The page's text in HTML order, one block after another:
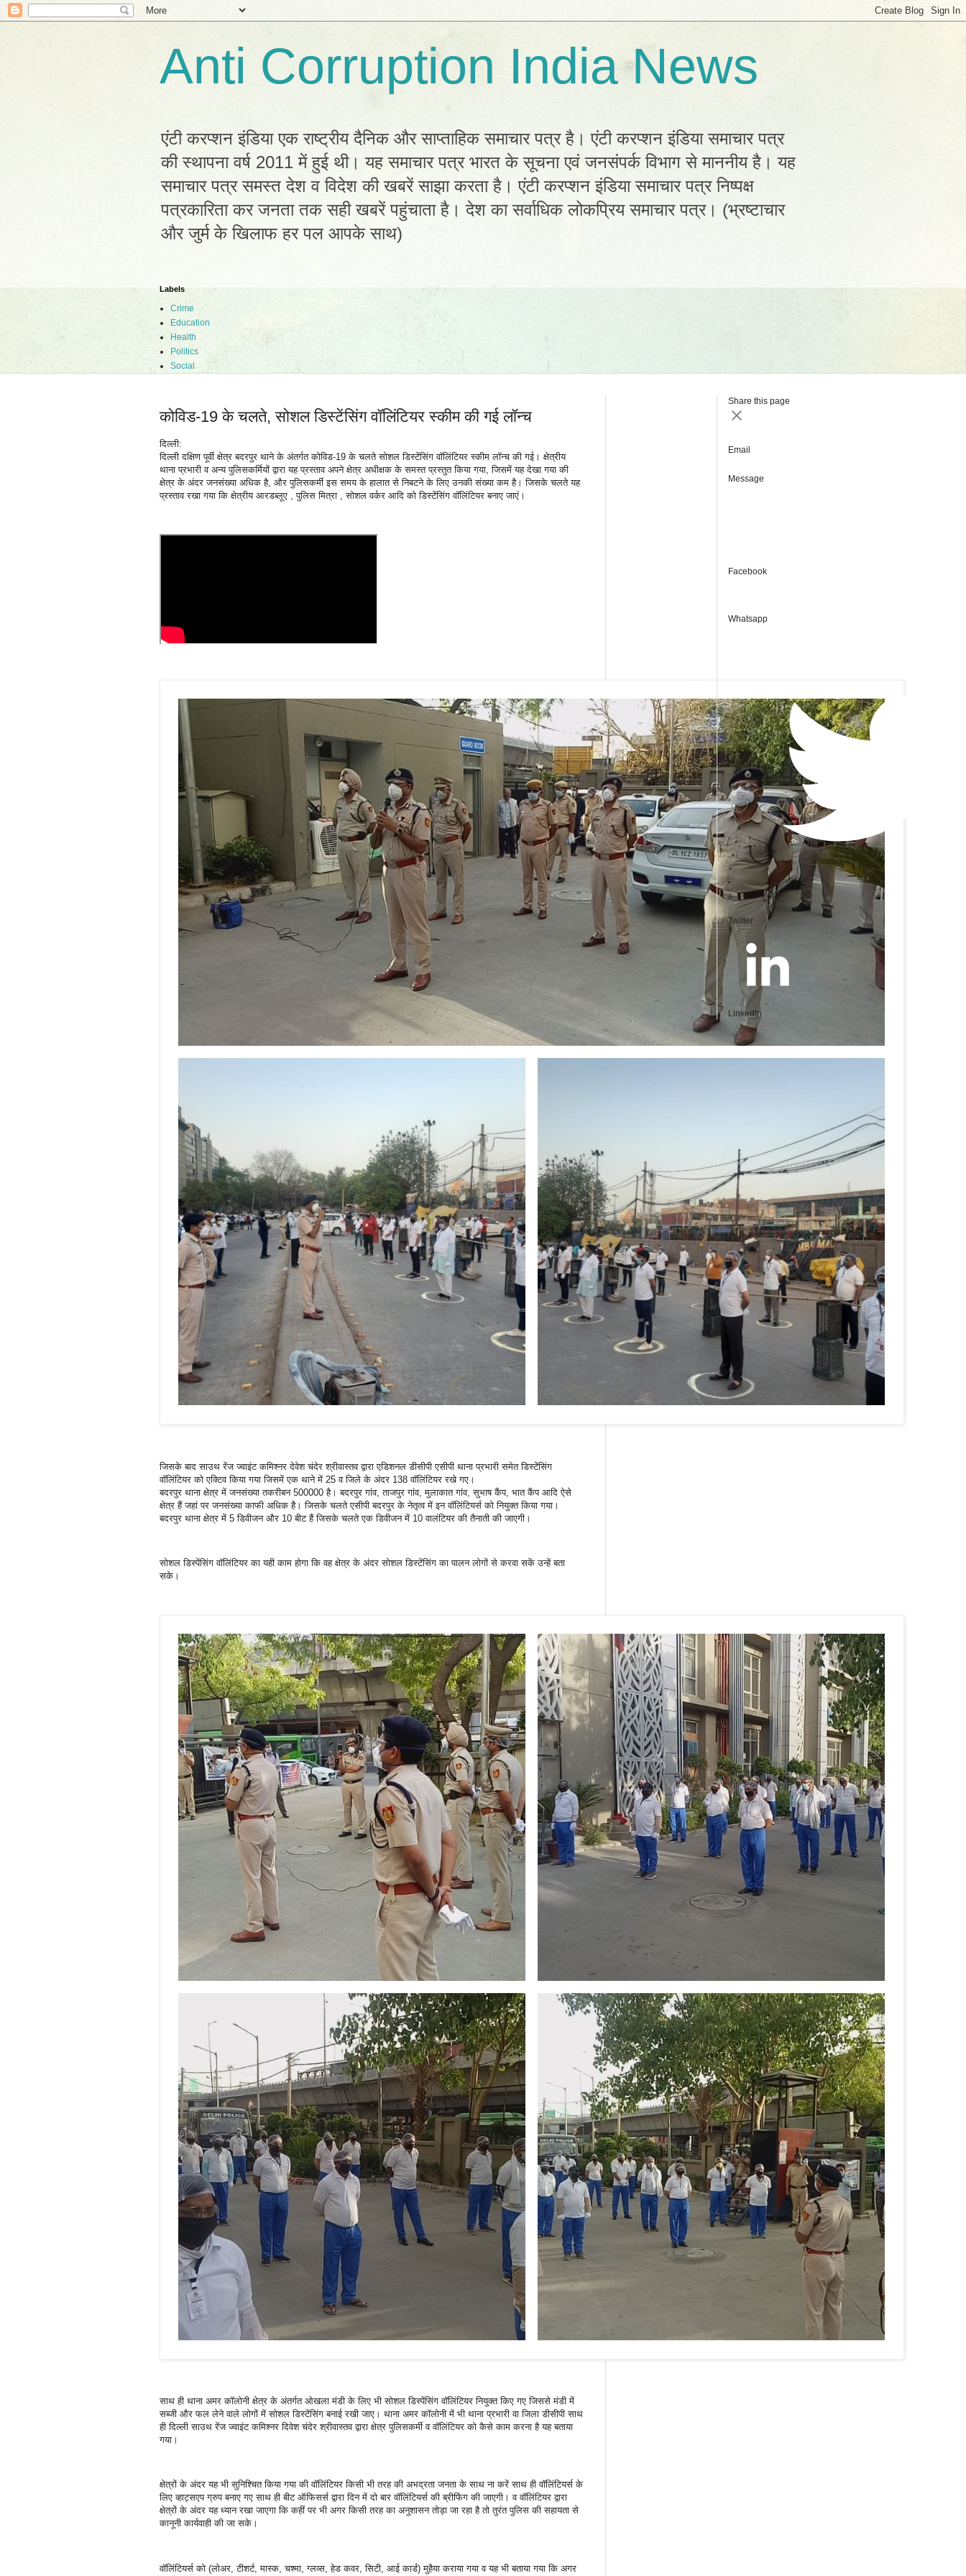
Anti Corruption India News
एंटी करप्शन इंडिया एक राष्ट्रीय दैनिक और साप्ताहिक समाचार पत्र है। एंटी करप्शन इंडिया समाचार पत्र
की स्थापना वर्ष 2011 में हुई थी। यह समाचार पत्र भारत के सूचना एवं जनसंपर्क विभाग से माननीय है। यह
समाचार पत्र समस्त देश व विदेश की खबरें साझा करता है। एंटी करप्शन इंडिया समाचार पत्र निष्पक्ष
पत्रकारिता कर जनता तक सही खबरें पहुंचाता है। देश का सर्वाधिक लोकप्रिय समाचार पत्र। (भ्रष्टाचार
और जुर्म के खिलाफ हर पल आपके साथ)
Labels
Crime
Education
Health
Politics
Social
कोविड-19 के चलते, सोशल डिस्टेंसिंग वॉलिंटियर स्कीम की गई लॉन्च
दिल्ली:
दिल्ली दक्षिण पूर्वी क्षेत्र बदरपुर थाने के अंतर्गत कोविड-19 के चलते सोशल डिस्टेंसिंग वॉलिंटियर स्कीम लॉन्च की गई। क्षेत्रीय
थाना प्रभारी व अन्य पुलिसकर्मियों द्वारा यह प्रस्ताव अपने क्षेत्र अधीक्षक के समस्त प्रस्तुत किया गया, जिसमें यह देखा गया की
क्षेत्र के अंदर जनसंख्या अधिक है, और पुलिसकर्मी इस समय के हालात से निबटने के लिए उनकी संख्या कम है। जिसके चलते यह
प्रस्ताव रखा गया कि क्षेत्रीय आरडब्लूए , पुलिस मित्रा , सोशल वर्कर आदि को डिस्टेंसिंग वॉलिंटियर बनाए जाएं।
जिसके बाद साउथ रेंज ज्वाइंट कमिश्नर देवेश चंदेर श्रीवास्तव द्वारा एडिशनल डीसीपी एसीपी थाना प्रभारी समेत डिस्टेंसिंग
वॉलिंटियर को एक्टिव किया गया जिसमें एक थाने में 25 व जिले के अंदर 138 वॉलिंटियर रखे गए।
बदरपुर थाना क्षेत्र में जनसंख्या तकरीबन 500000 है। बदरपुर गांव, ताजपुर गांव, मुलाकात गांव, सुभाष कैंप, भात कैंप आदि ऐसे
क्षेत्र हैं जहां पर जनसंख्या काफी अधिक है। जिसके चलते एसीपी बदरपुर के नेतृत्व में इन वॉलिंटियर्स को नियुक्त किया गया।
बदरपुर थाना क्षेत्र में 5 डिवीजन और 10 बीट हैं जिसके चलते एक डिवीजन में 10 वालंटियर की तैनाती की जाएगी।
सोशल डिस्पेंसिंग वॉलिंटियर का यही काम होगा कि वह क्षेत्र के अंदर सोशल डिस्टेंसिंग का पालन लोगों से करवा सकें उन्हें बता
सके।
साथ ही थाना अमर कॉलोनी क्षेत्र के अंतर्गत ओखला मंडी के लिए भी सोशल डिस्पेंसिंग वॉलिंटियर नियुक्त किए गए जिससे मंडी में
सब्जी और फल लेने वाले लोगों में सोशल डिस्टेंसिंग बनाई रखी जाए। थाना अमर कॉलोनी में भी थाना प्रभारी वा जिला डीसीपी साथ
ही दिल्ली साउथ रेंज ज्वाइंट कमिश्नर दिवेश चंदेर श्रीवास्तव द्वारा क्षेत्र पुलिसकर्मी व वॉलिंटियर को कैसे काम करना है यह बताया
गया।
क्षेत्रों के अंदर यह भी सुनिश्चित किया गया की वॉलिंटियर किसी भी तरह की अभद्रता जनता के साथ ना करें साथ ही वॉलिंटियर्स के
लिए व्हाट्सएप ग्रुप बनाए गए साथ ही बीट ऑफिसर्स द्वारा दिन में दो बार वॉलिंटियर्स की ब्रीफिंग की जाएगी। व वॉलिंटियर द्वारा
क्षेत्रों के अंदर यह ध्यान रखा जाएगा कि कहीं पर भी अगर किसी तरह का अनुशासन तोड़ा जा रहा है तो तुरंत पुलिस की सहायता से
कानूनी कार्यवाही की जा सके।
वॉलिंटियर्स को (लोअर, टीशर्ट, मास्क, चश्मा, ग्लव्स, हेड कवर, सिटी, आई कार्ड) मुहैया कराया गया व यह भी बताया गया कि अगर
Share this page
Email
Message
Facebook
Whatsapp
Twitter
LinkedIn